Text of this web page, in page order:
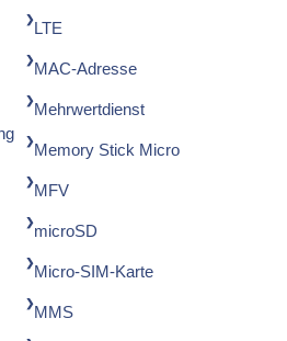
LTE
MAC-Adresse
Mehrwertdienst
Memory Stick Micro
MFV
microSD
Micro-SIM-Karte
MMS